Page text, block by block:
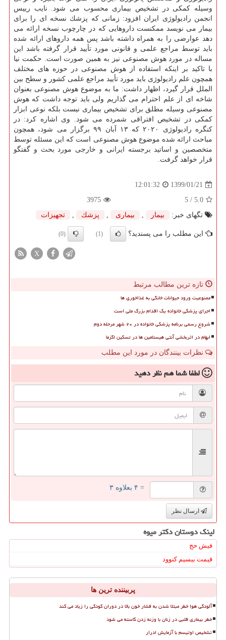
وسیله كمكی در تشخیص بیماری محسوب می شود. نایب رییس
انجمن رادیولوژی ایران افزود: زمانی كه پزشك نسخه ای را برای
بیمار می نویسد ممكنست داروهایی كه در چارچوب نسخه ارائه می
دهد عوارضی را به همراه داشته باشد پس همه داروهای ارائه شده
باید توسط مراجع علمی و قانونی مورد تأیید قرار گرفته باشد این
مساله در مورد هوش مصنوعی نیز به همین صورت است. حكمت نیا
با تاكید بر اینكه استفاده از هوش مصنوعی در حوزه های مختلف
همچون علم رادیولوژی باید مورد تأیید مراجع علمی كشور و سطح بین
الملل قرار گیرد، اظهار داشت: ما به موضوع هوش مصنوعی بعنوان
شاخه ای از علم احترام می گذاریم ولی باید توجه داشت كه هوش
مصنوعی وسیله مطلق برای تشخیص بیماری نیست بلكه نوعی ابزار
كمكی در تشخیص افتراقی شمرده می شود. وی اشاره كرد: در
كنگره رادیولوژی ۲۰۲۰ كه ۱۳ آبان ۹۹ برگزار می شود، همچون
مباحث ارائه شده موضوع هوش مصنوعی است كه این مسئله توسط
متخصصین و اساتید برجسته ایرانی و خارجی مورد بحث و گفتگو
قرار خواهد گرفت.
1399/01/21
12:01:32
5.0
/ 5
3975
تگهای خبر:
بیمار , بیماری , پزشك , تجهیزات
این مطلب را می پسندید؟ (1)
(0)
X
تازه ترین مطالب مرتبط
ممنوعیت ورود حیوانات خانگی به غذاخوری ها
اجرای پزشکی خانواده یک اقدام بزرگ ملی است
شروع رسمی برنامه پزشکی خانواده در ۲۰ شهر مرحله دوم
ابهام در اثربخشی آنتی هیستامین ها در تسکین اگزما
نظرات بینندگان در مورد این مطلب
لطفا شما همنظر دهید
= ۴ بعلاوه ۳
ارسال نظر
لینک دوستان دكتر میوه
فیش حج
قیمت بیسیم کنوود
پربیننده ترین ها
آلودگی هوا خطر مبتلا شدن به فشار خون بالا در دوران کودکی را زیاد می کند
خطر بیماری قلبی در زنان با وزنه زدن کاسته می شود
تشخیص اوتیسم با آزمایش ادرار